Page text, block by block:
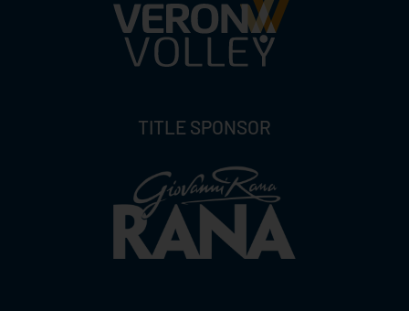
TITLE SPONSOR